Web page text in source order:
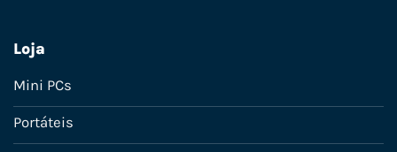
Loja
Mini PCs
Portáteis